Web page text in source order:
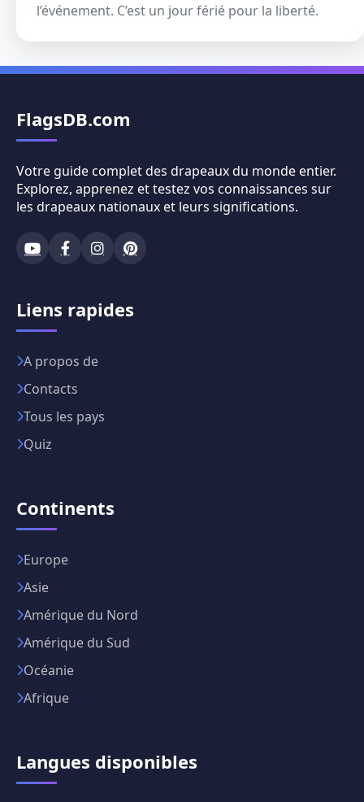
l’événement. C’est un jour férié pour la liberté.
FlagsDB.com
Votre guide complet des drapeaux du monde entier.
Explorez, apprenez et testez vos connaissances sur
les drapeaux nationaux et leurs significations.
Liens rapides
A propos de
Contacts
Tous les pays
Quiz
Continents
Europe
Asie
Amérique du Nord
Amérique du Sud
Océanie
Afrique
Langues disponibles